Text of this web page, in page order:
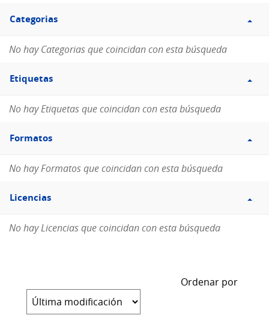
Filtro
Categorias
Categorias
No hay Categorias que coincidan con esta búsqueda
Filtro
Etiquetas
Etiquetas
No hay Etiquetas que coincidan con esta búsqueda
Filtro
Formatos
Formatos
No hay Formatos que coincidan con esta búsqueda
Filtro
Licencias
Licencias
No hay Licencias que coincidan con esta búsqueda
Ordenar por